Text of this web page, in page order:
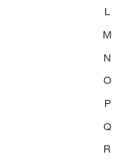
L
M
N
O
P
Q
R